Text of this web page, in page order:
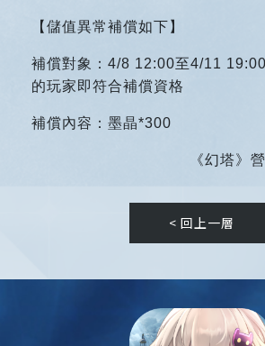
【儲值異常補償如下】
補償對象：4/8 12:00至4/11
的玩家即符合補償資格
補償內容：墨晶*300
《幻塔》
< 回上一層